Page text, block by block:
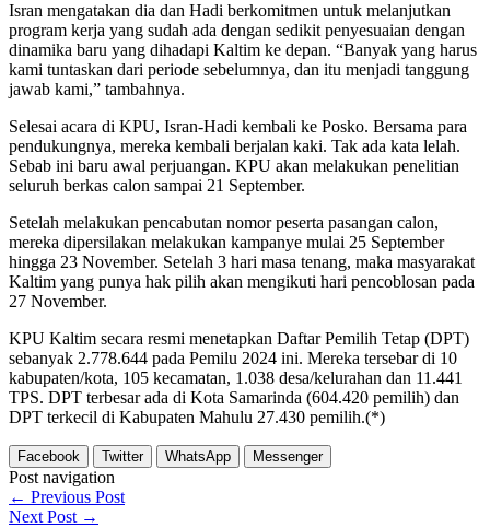
Isran mengatakan dia dan Hadi berkomitmen untuk melanjutkan
program kerja yang sudah ada dengan sedikit penyesuaian dengan
dinamika baru yang dihadapi Kaltim ke depan. “Banyak yang harus
kami tuntaskan dari periode sebelumnya, dan itu menjadi tanggung
jawab kami,” tambahnya.
Selesai acara di KPU, Isran-Hadi kembali ke Posko. Bersama para
pendukungnya, mereka kembali berjalan kaki. Tak ada kata lelah.
Sebab ini baru awal perjuangan. KPU akan melakukan penelitian
seluruh berkas calon sampai 21 September.
Setelah melakukan pencabutan nomor peserta pasangan calon,
mereka dipersilakan melakukan kampanye mulai 25 September
hingga 23 November. Setelah 3 hari masa tenang, maka masyarakat
Kaltim yang punya hak pilih akan mengikuti hari pencoblosan pada
27 November.
KPU Kaltim secara resmi menetapkan Daftar Pemilih Tetap (DPT)
sebanyak 2.778.644 pada Pemilu 2024 ini. Mereka tersebar di 10
kabupaten/kota, 105 kecamatan, 1.038 desa/kelurahan dan 11.441
TPS. DPT terbesar ada di Kota Samarinda (604.420 pemilih) dan
DPT terkecil di Kabupaten Mahulu 27.430 pemilih.(*)
Facebook Twitter WhatsApp Messenger
Post navigation
← Previous Post
Next Post →